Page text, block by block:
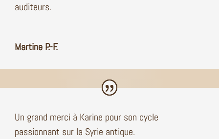
auditeurs.
Martine P.-F.
Un grand merci à Karine pour son cycle
passionnant sur la Syrie antique.